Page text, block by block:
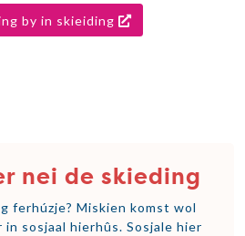
by in skieiding
nei de skieding
ferhúzje? Miskien komst wol
in sosjaal hierhûs. Sosjale hier